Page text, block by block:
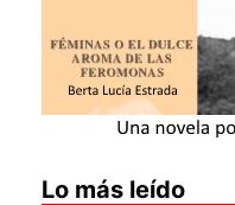
Lo más leído